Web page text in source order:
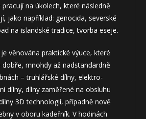
na úkolech, které následně
jako například: genocida, severské
na islandské tradice, tvorba eseje.
věnována praktické výuce, které
dobře, mnohdy až nadstandardně
– truhlářské dílny, elektro-
dílny, dílny zaměřené na obsluhu
3D technologií, případně nově
v oboru kadeřník. V hodinách